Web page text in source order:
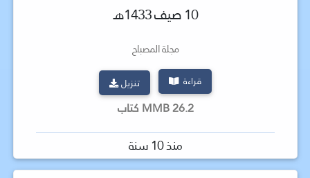
10 صيف 1433هـ
مجلة المصباح
قراءة تنزيل
26.2 MMB كتاب
منذ 10 سنة